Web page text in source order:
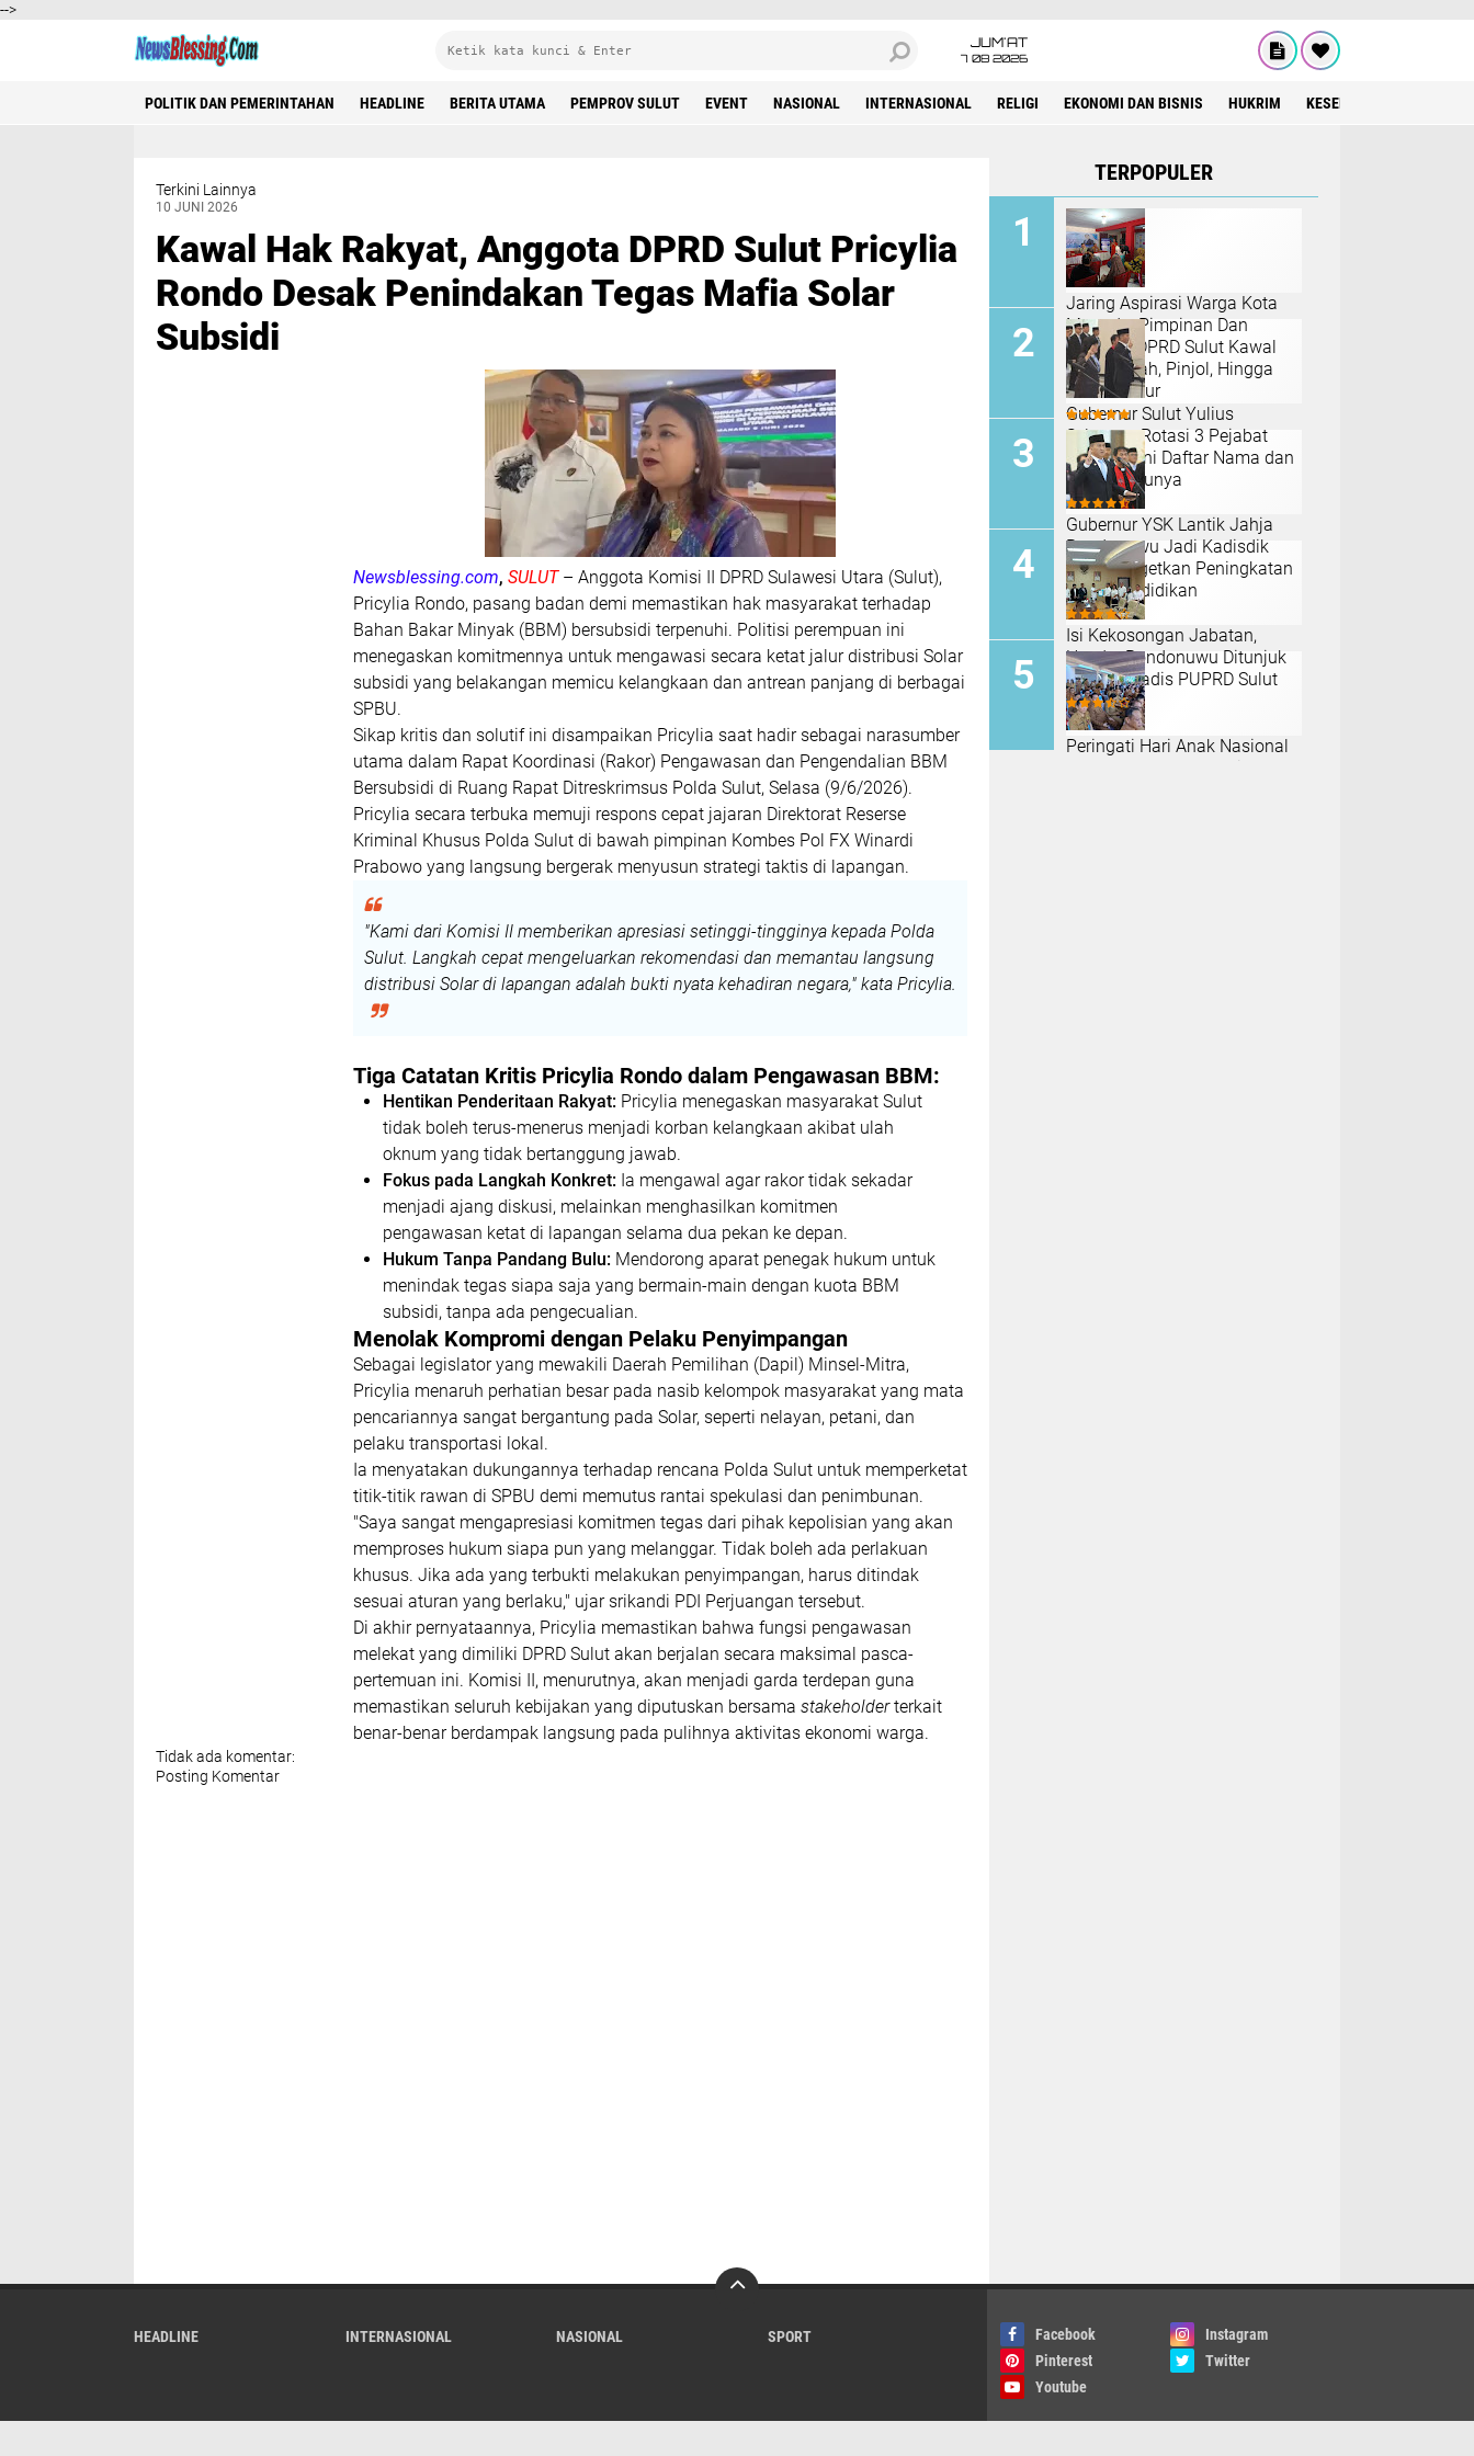
-->
JUM'AT
7 08 2026
2021
Bolmong Raya
Event
Hukrim
Internasional
Manado
Minahasa
Minsel
POLITIK DAN PEMERINTAHAN HEADLINE BERITA UTAMA PEMPROV SULUT EVENT NASIONAL INTERNASIONAL RELIGI EKONOMI DAN BISNIS HUKRIM KESEHATAN
Terkini Lainnya
10 JUNI 2026
Kawal Hak Rakyat, Anggota DPRD Sulut Pricylia
Rondo Desak Penindakan Tegas Mafia Solar
Subsidi
Newsblessing.com, SULUT– Anggota Komisi II DPRD Sulawesi Utara (Sulut),
Pricylia Rondo, pasang badan demi memastikan hak masyarakat terhadap
Bahan Bakar Minyak (BBM) bersubsidi terpenuhi. Politisi perempuan ini
menegaskan komitmennya untuk mengawasi secara ketat jalur distribusi Solar
subsidi yang belakangan memicu kelangkaan dan antrean panjang di berbagai
SPBU.
​Sikap kritis dan solutif ini disampaikan Pricylia saat hadir sebagai narasumber
utama dalam Rapat Koordinasi (Rakor) Pengawasan dan Pengendalian BBM
Bersubsidi di Ruang Rapat Ditreskrimsus Polda Sulut, Selasa (9/6/2026).
​Pricylia secara terbuka memuji respons cepat jajaran Direktorat Reserse
Kriminal Khusus Polda Sulut di bawah pimpinan Kombes Pol FX Winardi
Prabowo yang langsung bergerak menyusun strategi taktis di lapangan.
​"Kami dari Komisi II memberikan apresiasi setinggi-tingginya kepada Polda
Sulut. Langkah cepat mengeluarkan rekomendasi dan memantau langsung
distribusi Solar di lapangan adalah bukti nyata kehadiran negara," kata Pricylia.
​Tiga Catatan Kritis Pricylia Rondo dalam Pengawasan BBM:
Hentikan Penderitaan Rakyat: Pricylia menegaskan masyarakat Sulut
tidak boleh terus-menerus menjadi korban kelangkaan akibat ulah
oknum yang tidak bertanggung jawab.
Fokus pada Langkah Konkret: Ia mengawal agar rakor tidak sekadar
menjadi ajang diskusi, melainkan menghasilkan komitmen
pengawasan ketat di lapangan selama dua pekan ke depan.
Hukum Tanpa Pandang Bulu: Mendorong aparat penegak hukum untuk
menindak tegas siapa saja yang bermain-main dengan kuota BBM
subsidi, tanpa ada pengecualian.
​Menolak Kompromi dengan Pelaku Penyimpangan
​Sebagai legislator yang mewakili Daerah Pemilihan (Dapil) Minsel-Mitra,
Pricylia menaruh perhatian besar pada nasib kelompok masyarakat yang mata
pencariannya sangat bergantung pada Solar, seperti nelayan, petani, dan
pelaku transportasi lokal.
​Ia menyatakan dukungannya terhadap rencana Polda Sulut untuk memperketat
titik-titik rawan di SPBU demi memutus rantai spekulasi dan penimbunan.
​"Saya sangat mengapresiasi komitmen tegas dari pihak kepolisian yang akan
memproses hukum siapa pun yang melanggar. Tidak boleh ada perlakuan
khusus. Jika ada yang terbukti melakukan penyimpangan, harus ditindak
sesuai aturan yang berlaku," ujar srikandi PDI Perjuangan tersebut.
​Di akhir pernyataannya, Pricylia memastikan bahwa fungsi pengawasan
melekat yang dimiliki DPRD Sulut akan berjalan secara maksimal pasca-
pertemuan ini. Komisi II, menurutnya, akan menjadi garda terdepan guna
memastikan seluruh kebijakan yang diputuskan bersama stakeholderterkait
benar-benar berdampak langsung pada pulihnya aktivitas ekonomi warga.
Tidak ada komentar:
Posting Komentar
TERPOPULER
Jaring Aspirasi Warga Kota
Manado, Pimpinan Dan
Anggota DPRD Sulut Kawal
Isu Sampah, Pinjol, Hingga
Infrastruktur
​Gubernur Sulut Yulius
Selvanus Rotasi 3 Pejabat
Eselon II, Ini Daftar Nama dan
Posisi Barunya
Gubernur YSK Lantik Jahja
Rondonuwu Jadi Kadisdik
Sulut, Targetkan Peningkatan
Mutu Pendidikan
Isi Kekosongan Jabatan,
Hendry Rondonuwu Ditunjuk
Jadi Plt Kadis PUPRD Sulut
Peringati Hari Anak Nasional
ke-42, Sekwan Sulut Niklas
HEADLINE INTERNASIONAL NASIONAL SPORT Facebook
Instagram
Pinterest
Twitter
Youtube